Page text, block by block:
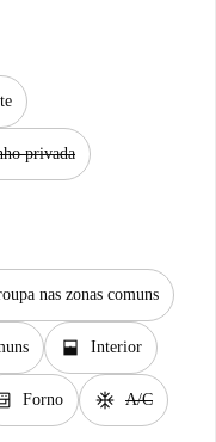
privada
nas zonas comuns
window_open Interior
Forno ac_unit A/C